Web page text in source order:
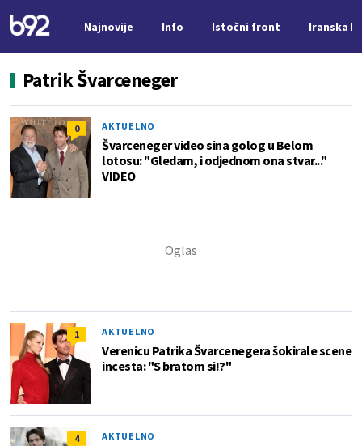
Najnovije Info Istočni front Iranska
Patrik Švarceneger
0 AKTUELNO
Švarceneger video sina golog u Belom
lotosu: "Gledam, i odjednom ona stvar..."
VIDEO
1 AKTUELNO
Verenicu Patrika Švarcenegera šokirale scene
incesta: "S bratom si!?"
4 AKTUELNO